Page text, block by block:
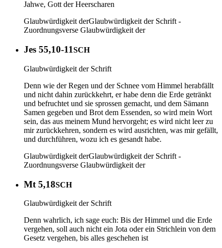
Jahwe, Gott der Heerscharen
Glaubwürdigkeit derGlaubwürdigkeit der Schrift -
Zuordnungsverse Glaubwürdigkeit der
Jes 55,10-11SCH
Glaubwürdigkeit der Schrift
Denn wie der Regen und der Schnee vom Himmel herabfällt
und nicht dahin zurückkehrt, er habe denn die Erde getränkt
und befruchtet und sie sprossen gemacht, und dem Sämann
Samen gegeben und Brot dem Essenden, so wird mein Wort
sein, das aus meinem Mund hervorgeht; es wird nicht leer zu
mir zurückkehren, sondern es wird ausrichten, was mir gefällt,
und durchführen, wozu ich es gesandt habe.
Glaubwürdigkeit derGlaubwürdigkeit der Schrift -
Zuordnungsverse Glaubwürdigkeit der
Mt 5,18SCH
Glaubwürdigkeit der Schrift
Denn wahrlich, ich sage euch: Bis der Himmel und die Erde
vergehen, soll auch nicht ein Jota oder ein Strichlein von dem
Gesetz vergehen, bis alles geschehen ist